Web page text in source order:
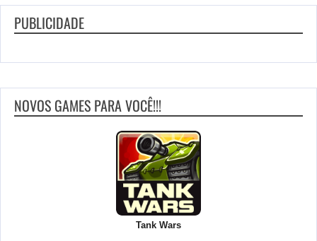
PUBLICIDADE
NOVOS GAMES PARA VOCÊ!!!
Tank Wars